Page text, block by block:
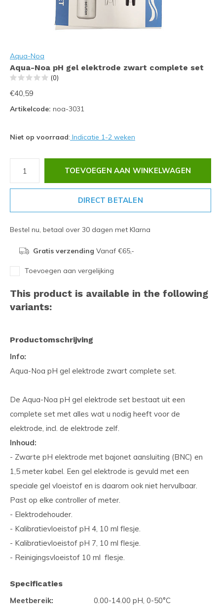
Aqua-Noa
Aqua-Noa pH gel elektrode zwart complete set
(0)
€40,59
Artikelcode: noa-3031
Niet op voorraad: Indicatie 1-2 weken
TOEVOEGEN AAN WINKELWAGEN
DIRECT BETALEN
Bestel nu, betaal over 30 dagen met Klarna
Gratis verzending Vanaf €65,-
Toevoegen aan vergelijking
This product is available in the following
variants:
Productomschrijving
Info:
Aqua-Noa pH gel elektrode zwart complete set.
De Aqua-Noa pH gel elektrode set bestaat uit een
complete set met alles wat u nodig heeft voor de
elektrode, incl. de elektrode zelf.
Inhoud:
- Zwarte pH elektrode met bajonet aansluiting (BNC) en
1,5 meter kabel. Een gel elektrode is gevuld met een
speciale gel vloeistof en is daarom ook niet hervulbaar.
Past op elke controller of meter.
- Elektrodehouder.
- Kalibratievloeistof pH 4, 10 ml flesje.
- Kalibratievloeistof pH 7, 10 ml flesje.
- Reinigingsvloeistof 10 ml flesje.
Specificaties
Meetbereik:
0.00-14.00 pH, 0-50°C